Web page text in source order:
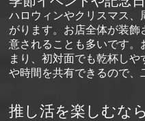
ハロウィンやクリスマス、
がります。お店全体が装飾
意されることも多いです
まり、初対面でも乾杯し
や時間を共有できるので、
推し活を楽しむな